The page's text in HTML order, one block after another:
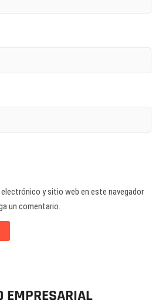
electrónico y sitio web en este navegador
un comentario.
EMPRESARIAL